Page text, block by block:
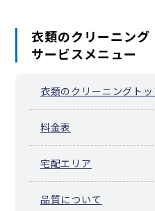
衣類のクリーニング
サービスメニュー
衣類のクリーニングト
料金表
宅配エリア
品質について